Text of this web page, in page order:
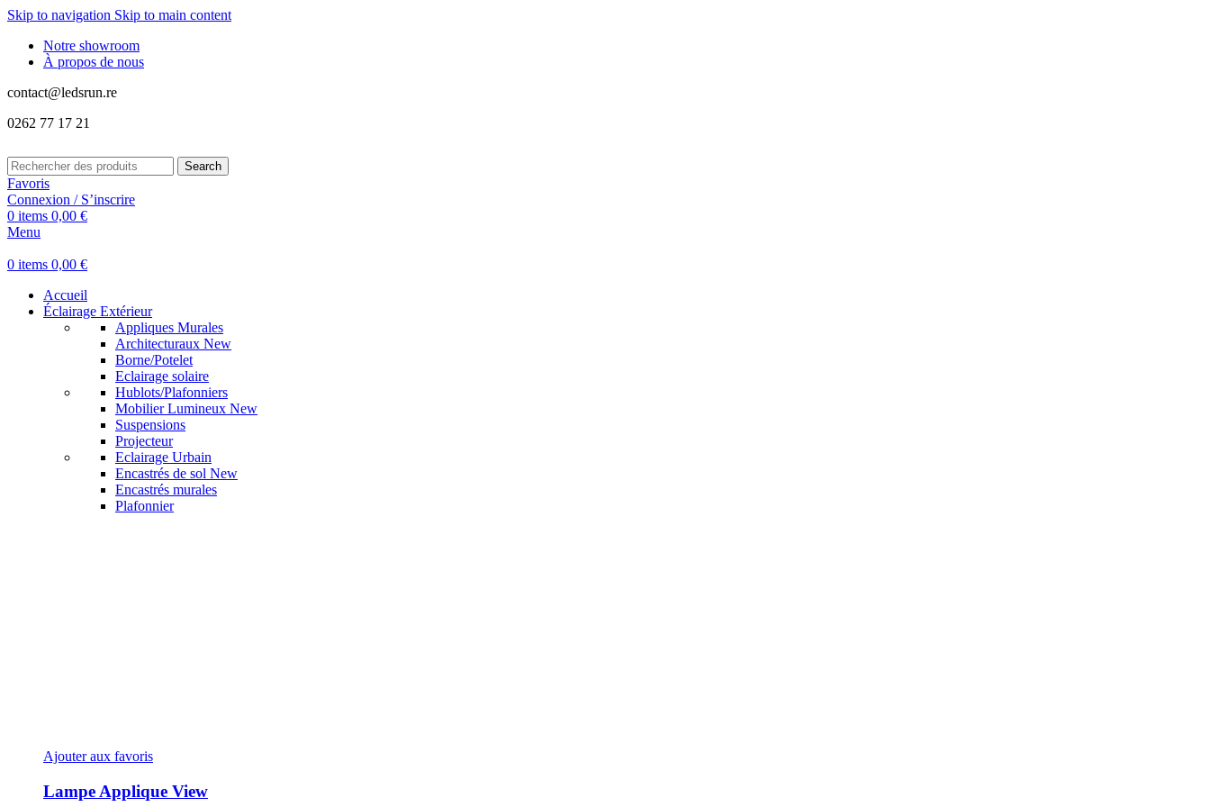
Skip to navigation Skip to main content
Notre showroom
À propos de nous
contact@ledsrun.re
0262 77 17 21
Search
Favoris
Connexion / S’inscrire
0 items 0,00 €
Menu
0 items 0,00 €
Accueil
Éclairage Extérieur
Appliques Murales
Architecturaux New
Borne/Potelet
Eclairage solaire
Hublots/Plafonniers
Mobilier Lumineux New
Suspensions
Projecteur
Eclairage Urbain
Encastrés de sol New
Encastrés murales
Plafonnier
Ajouter aux favoris
Lampe Applique View